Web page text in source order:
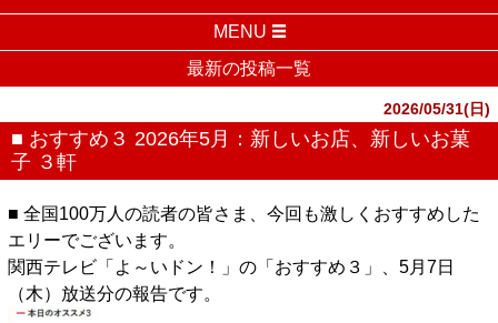
MENU
最新の投稿一覧
2026/05/31(日)
■ おすすめ３ 2026年5月：新しいお店、新しいお菓
子 ３軒
■ 全国100万人の読者の皆さま、今回も激しくおすすめした
エリーでございます。
関西テレビ「よ～いドン！」の「おすすめ３」、5月7日
（木）放送分の報告です。